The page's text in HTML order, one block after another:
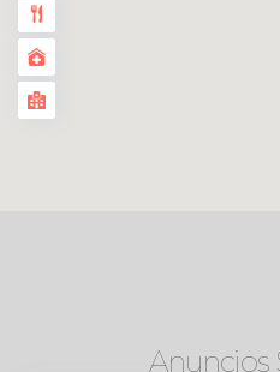
Anuncios